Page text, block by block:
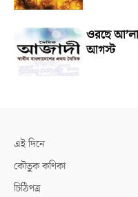
ওরছে
আগস্ট
এই দিনে
কৌতুক কণিকা
চিঠিপত্র